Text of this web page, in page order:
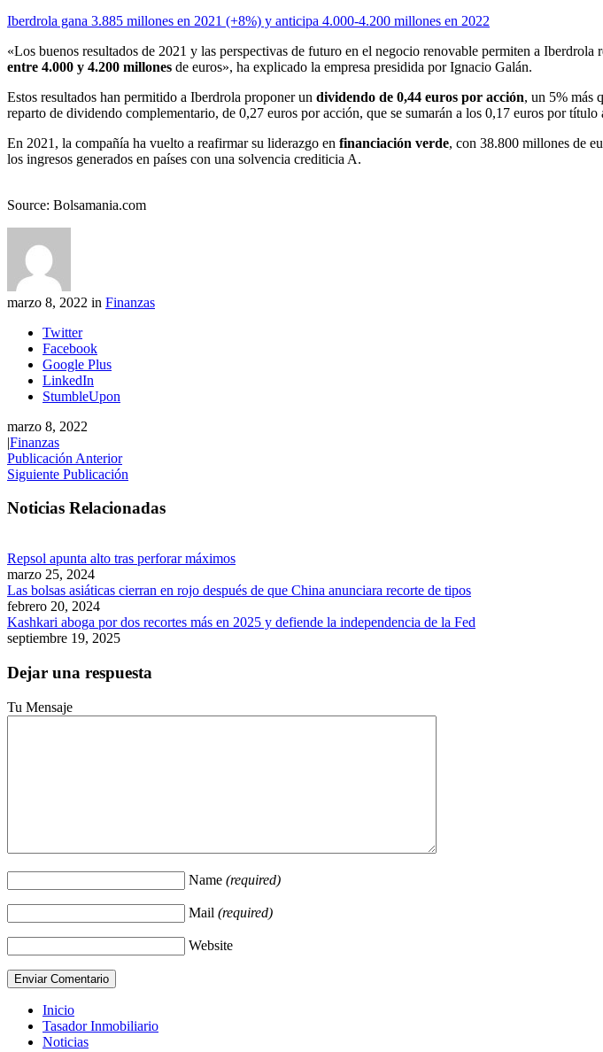
Iberdrola gana 3.885 millones en 2021 (+8%) y anticipa 4.000-4.200 millones en 2022
«Los buenos resultados de 2021 y las perspectivas de futuro en el negocio renovable permiten a Iberdrola
entre 4.000 y 4.200 millones de euros», ha explicado la empresa presidida por Ignacio Galán.
Estos resultados han permitido a Iberdrola proponer un dividendo de 0,44 euros por acción, un 5% más
reparto de dividendo complementario, de 0,27 euros por acción, que se sumarán a los 0,17 euros por
En 2021, la compañía ha vuelto a reafirmar su liderazgo en financiación verde, con 38.800 millones de
los ingresos generados en países con una solvencia crediticia A.
Source: Bolsamania.com
marzo 8, 2022 in Finanzas
Twitter
Facebook
Google Plus
LinkedIn
StumbleUpon
marzo 8, 2022
|Finanzas
Publicación Anterior
Siguiente Publicación
Noticias Relacionadas
Repsol apunta alto tras perforar máximos
marzo 25, 2024
Las bolsas asiáticas cierran en rojo después de que China anunciara recorte de tipos
febrero 20, 2024
Kashkari aboga por dos recortes más en 2025 y defiende la independencia de la Fed
septiembre 19, 2025
Dejar una respuesta
Tu Mensaje
Name (required)
Mail (required)
Website
Inicio
Tasador Inmobiliario
Noticias